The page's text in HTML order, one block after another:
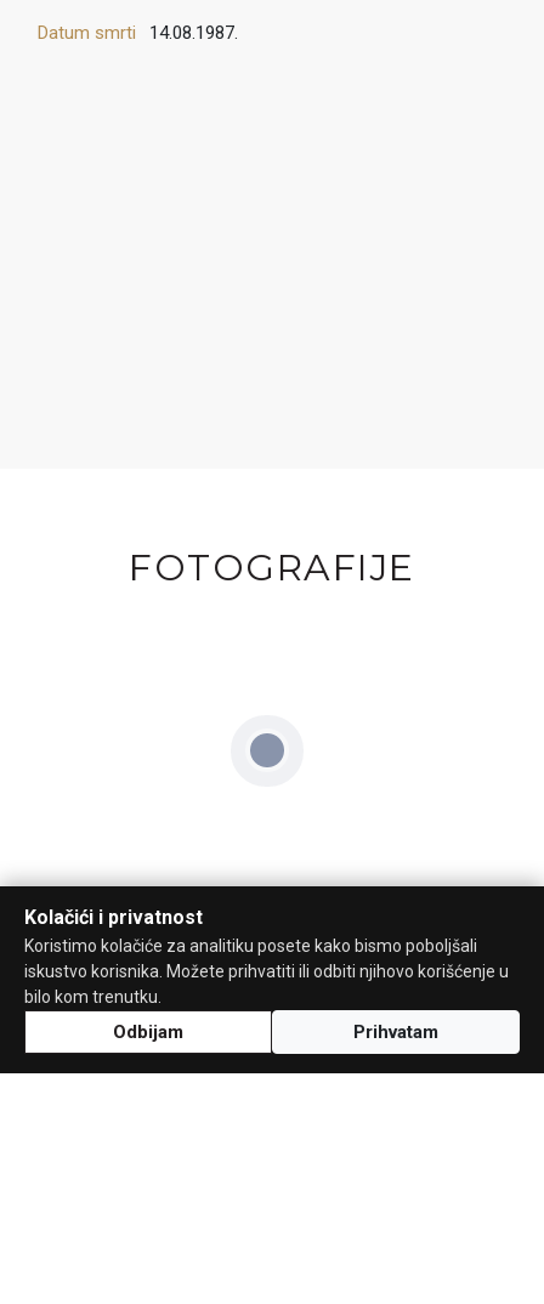
Datum smrti 14.08.1987.
FOTOGRAFIJE
Kolačići i privatnost
Koristimo kolačiće za analitiku posete kako bismo poboljšali
iskustvo korisnika. Možete prihvatiti ili odbiti njihovo korišćenje u
bilo kom trenutku.
Odbijam Prihvatam